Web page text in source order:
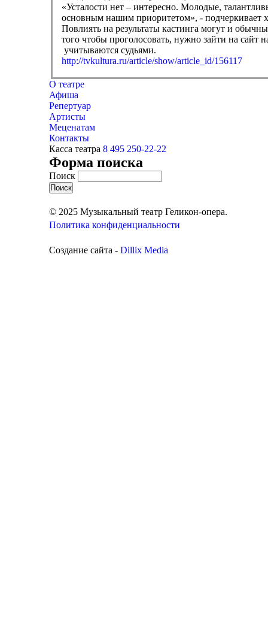
«Усталости нет – интересно. Молодые,
основным нашим приоритетом», - подчеркивает
Повлиять на результаты кастинга могут и
того чтобы проголосовать, нужно зайти на сайт
учитываются судьями.
http://tvkultura.ru/article/show/article_id/156117
О театре
Афиша
Репертуар
Артисты
Меценатам
Контакты
Касса театра 8 495 250-22-22
Форма поиска
Поиск
© 2025 Музыкальный театр Геликон-опера.
Политика конфиденциальности
Создание сайта - Dillix Media